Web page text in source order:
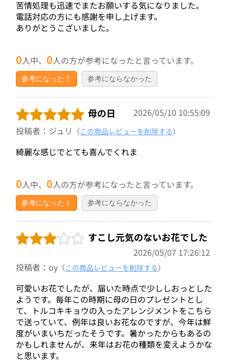
苦情処理も迅速でまたお願いする気になりました。
電話対応の方にも感謝を申し上げます。
ありがとうこざいました。
0人中、0人の方が参考になったと言っています。
参考になった！ 参考にならなかった
母の日
2026/05/10 10:55:09
投稿者：ジュリ （この商品レビューを削除する）
綺麗な感じでとても喜んでくれま
0人中、0人の方が参考になったと言っています。
参考になった！ 参考にならなかった
すこし元気のないお花でした
2026/05/07 17:26:12
投稿者：oy （この商品レビューを削除する）
可愛いお花でしたが、届いた時点で少ししおっとした
ようです。毎年この時期に母の日のプレゼントとし
て、トルコキキョウの入ったアレンジメントをこちら
で送っていて、例年は良いお花なのですが、今年は鮮
度がいまいちだったそうです。暑かったからもあるの
かもしれませんが、来年はお花の種類を変えようかな
と思います。